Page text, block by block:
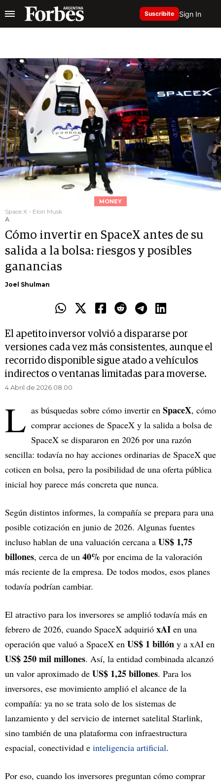
Suscribite Sign In
MONEY
Space X - Elon Musk
A
Cómo invertir en SpaceX antes de su
salida a la bolsa: riesgos y posibles
ganancias
Joel Shulman
El apetito inversor volvió a dispararse por
versiones cada vez más consistentes, aunque el
recorrido disponible sigue atado a vehículos
indirectos o ventanas limitadas para moverse.
4 Abril de 2026 08.00
L as búsquedas sobre cómo invertir en SpaceX, cómo
comprar acciones de SpaceX y la salida a bolsa de
SpaceX se dispararon en 2026 por una razón
sencilla: todavía no hay acciones ordinarias de SpaceX que
coticen en bolsa, pero la posibilidad de una oferta pública
inicial hoy parece más concreta que nunca.
Según distintos informes, la compañía se prepara para una
posible cotización en junio de 2026. Algunas fuentes
incluso hablan de una valuación cercana a US$ 1,75
billones, cerca de un 40% por encima de la valoración
más reciente de la empresa. De todos modos, esos planes
todavía podrían cambiar.
El atractivo para los inversores se amplió todavía más en
febrero de 2026, cuando SpaceX adquirió xAI en una
operación que valuó a SpaceX en US$ 1 billón y a xAI en
US$ 250 mil millones. Así, la entidad combinada alcanzó
un valor aproximado de US$ 1,25 billones. Para los
inversores, ese movimiento amplió el alcance de la
compañía: ya no se trata solo de los sistemas de
lanzamiento y del servicio de internet satelital Starlink,
sino también de una plataforma con infraestructura
espacial, conectividad e inteligencia artificial.
Por eso, cuando los inversores preguntan cómo comprar